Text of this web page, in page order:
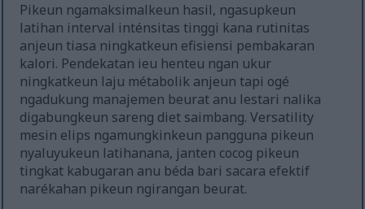
Pikeun ngamaksimalkeun hasil, ngasupkeun
latihan interval inténsitas tinggi kana rutinitas
anjeun tiasa ningkatkeun efisiensi pembakaran
kalori. Pendekatan ieu henteu ngan ukur
ningkatkeun laju métabolik anjeun tapi ogé
ngadukung manajemen beurat anu lestari nalika
digabungkeun sareng diet saimbang. Versatility
mesin elips ngamungkinkeun pangguna pikeun
nyaluyukeun latihanana, janten cocog pikeun
tingkat kabugaran anu béda bari sacara efektif
narékahan pikeun ngirangan beurat.